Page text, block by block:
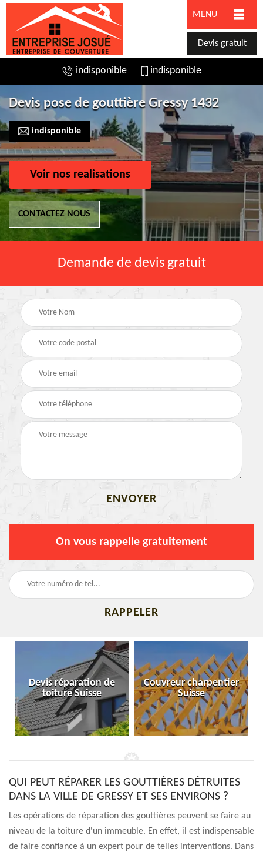
MENU
Devis gratuit
indisponible indisponible
Devis pose de gouttière Gressy 1432
indisponible
Voir nos realisations
CONTACTEZ NOUS
Demande de devis gratuit
On vous rappelle gratuitement
Devis réparation de
toiture Suisse
Couvreur charpentier
Suisse
QUI PEUT RÉPARER LES GOUTTIÈRES DÉTRUITES
DANS LA VILLE DE GRESSY ET SES ENVIRONS ?
Les opérations de réparation des gouttières peuvent se faire au
niveau de la toiture d'un immeuble. En effet, il est indispensable
de faire confiance à un expert pour de telles interventions. Dans